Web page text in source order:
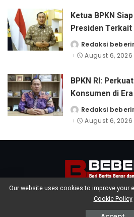
Ketua BPKN
Presiden
Penyandang
Posted
by
Redaksi
August 6, 2026
BPKN RI:
Konsumen di
Pinjaman Online
Perhatian Serius
Posted
by
Redaksi
August 6, 2026
Beberin © Copyright 2021, All
Our website uses cookies to improve your
Cookie Policy